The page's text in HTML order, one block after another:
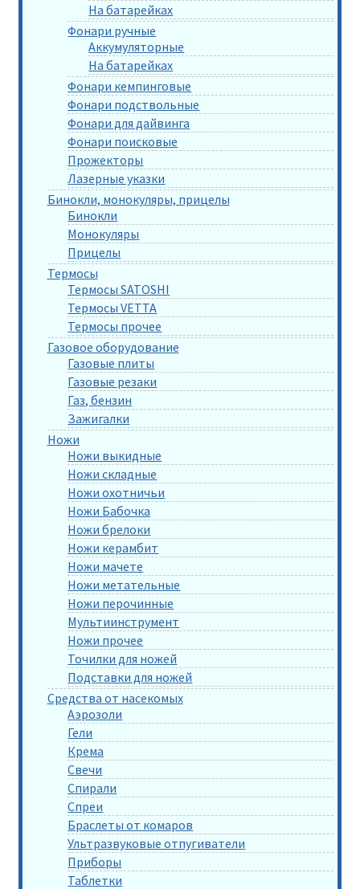
На батарейках
Фонари ручные
Аккумуляторные
На батарейках
Фонари кемпинговые
Фонари подствольные
Фонари для дайвинга
Фонари поисковые
Прожекторы
Лазерные указки
Бинокли, монокуляры, прицелы
Бинокли
Монокуляры
Прицелы
Термосы
Термосы SATOSHI
Термосы VETTA
Термосы прочее
Газовое оборудование
Газовые плиты
Газовые резаки
Газ, бензин
Зажигалки
Ножи
Ножи выкидные
Ножи складные
Ножи охотничьи
Ножи Бабочка
Ножи брелоки
Ножи керамбит
Ножи мачете
Ножи метательные
Ножи перочинные
Мультиинструмент
Ножи прочее
Точилки для ножей
Подставки для ножей
Средства от насекомых
Аэрозоли
Гели
Крема
Свечи
Спирали
Спреи
Браслеты от комаров
Ультразвуковые отпугиватели
Приборы
Таблетки